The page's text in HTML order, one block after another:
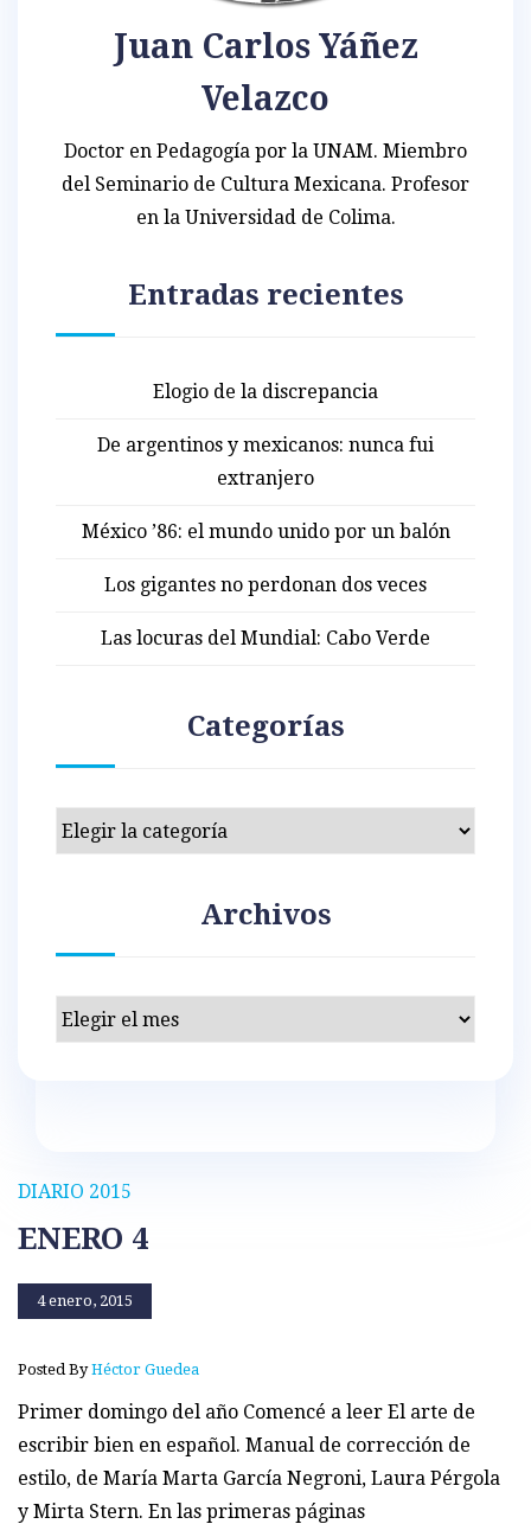
DIARIO 2015
ENERO 4
4 enero, 2015
Posted ByHéctor Guedea
Primer domingo del año Comencé a leer El arte de
escribir bien en español. Manual de corrección de
estilo, de María Marta García Negroni, Laura Pérgola
y Mirta Stern. En las primeras páginas
Juan Carlos Yáñez
Velazco
Doctor en Pedagogía por la UNAM. Miembro
del Seminario de Cultura Mexicana. Profesor
en la Universidad de Colima.
Entradas recientes
Elogio de la discrepancia
De argentinos y mexicanos: nunca fui
extranjero
México ’86: el mundo unido por un balón
Los gigantes no perdonan dos veces
Las locuras del Mundial: Cabo Verde
Categorías
Categorías
Archivos
Archivos